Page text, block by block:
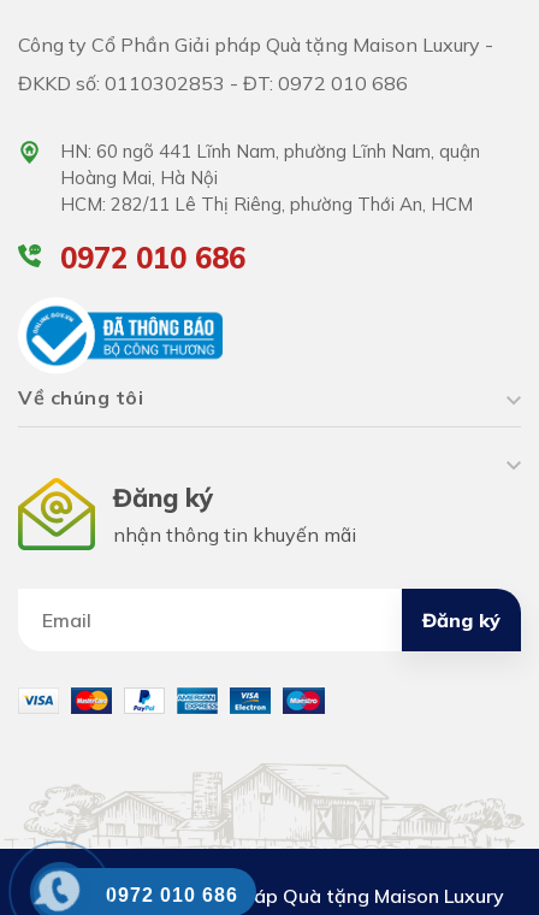
Công ty Cổ Phần Giải pháp Quà tặng Maison Luxury -
ĐKKD số: 0110302853 - ĐT: 0972 010 686
HN: 60 ngõ 441 Lĩnh Nam, phường Lĩnh Nam, quận
Hoàng Mai, Hà Nội
HCM: 282/11 Lê Thị Riêng, phường Thới An, HCM
0972 010 686
Về chúng tôi
Đăng ký
nhận thông tin khuyến mãi
Đăng ký
Công ty Cổ phần Giải pháp Quà tặng Maison Luxury
0972 010 686